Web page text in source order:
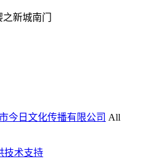
新城南门
今日文化传播有限公司 All
技术支持